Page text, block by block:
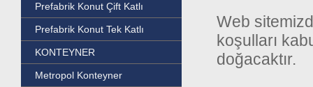
Prefabrik Konut Çift Katlı
Prefabrik Konut Tek Katlı
KONTEYNER
Metropol Konteyner
Web
koşulları
doğacaktır.